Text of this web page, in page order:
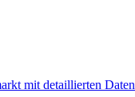
mit detaillierten Daten